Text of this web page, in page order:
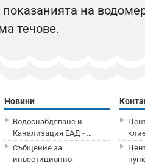
на
течове.
Новини
Водоснабдяване и
Канализация ЕАД - …
Събщение за
инвестиционно